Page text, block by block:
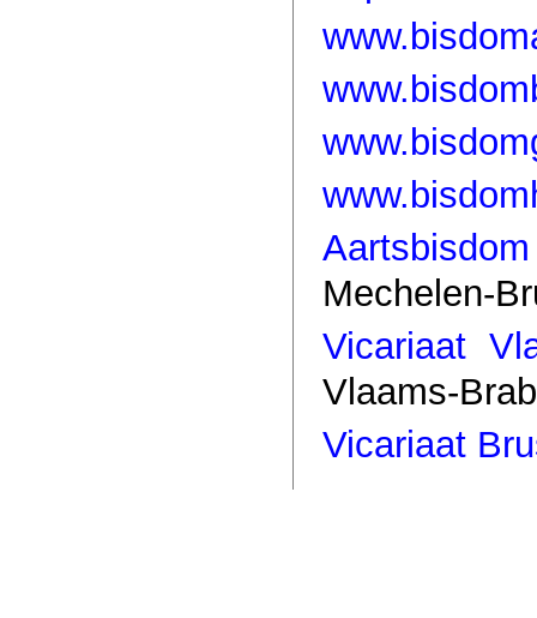
Mechelen-
Vicariaat
Vlaams-
Vicariaat